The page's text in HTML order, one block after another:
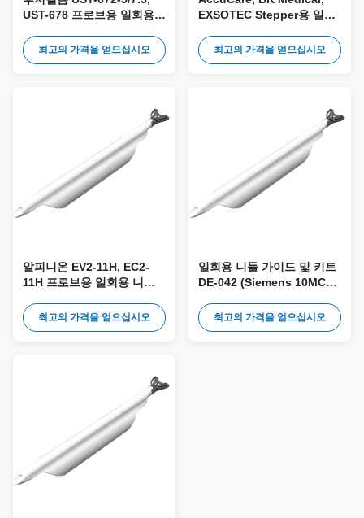
UST-678 프로브용 일회용
최고의 가격을 얻으십시오
EXSOTEC Stepper용 일회
DT-011 / DT-012 (범용 타
입)
최고의 가격을 얻으십시오
알피니온 EV2-11H, EC2-
11H 프로브용 일회용 니들
최고의 가격을 얻으십시오
일회용 니들 가이드 및 키트
DE-042 (Siemens 10MC3
최고의 가격을 얻으십시오